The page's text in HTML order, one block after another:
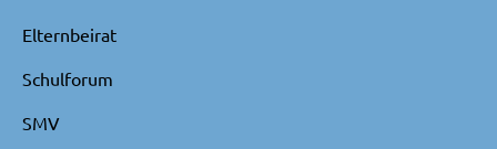
Elternbeirat
Schulforum
SMV